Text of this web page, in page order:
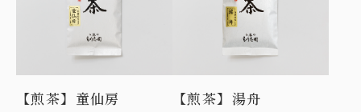
【煎茶】童仙房 【煎茶】湯舟